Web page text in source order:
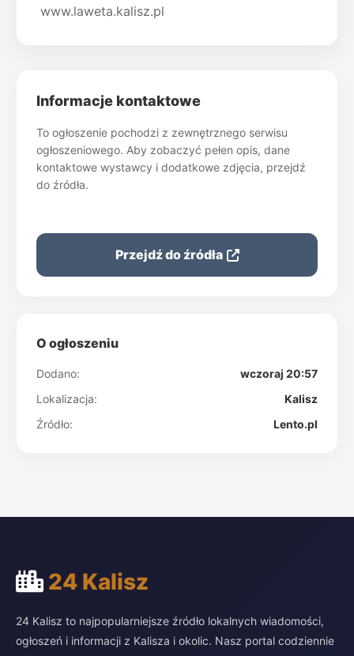
www.laweta.kalisz.pl
Informacje kontaktowe
To ogłoszenie pochodzi z zewnętrznego serwisu
ogłoszeniowego. Aby zobaczyć pełen opis, dane
kontaktowe wystawcy i dodatkowe zdjęcia, przejdź
do źródła.
Przejdź do źródła
O ogłoszeniu
Dodano:
wczoraj 20:57
Lokalizacja:
Kalisz
Źródło:
Lento.pl
24 Kalisz
24 Kalisz to najpopularniejsze źródło lokalnych wiadomości,
ogłoszeń i informacji z Kalisza i okolic. Nasz portal codziennie